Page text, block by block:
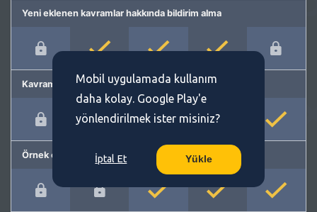
Yeni eklenen kavramlar hakkında bildirim alma
Kavram önerme
Örnek cümleler
Mobil uygulamada kullanım
daha kolay. Google Play'e
yönlendirilmek ister misiniz?
İptal Et Yükle